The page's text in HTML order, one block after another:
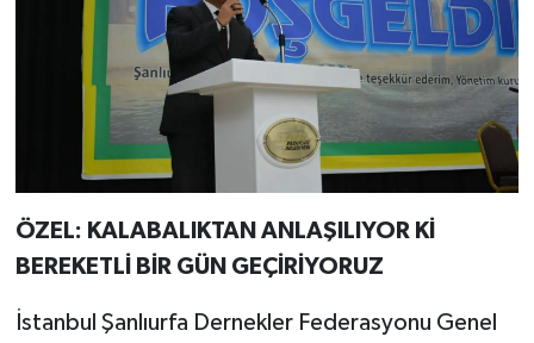
ÖZEL: KALABALIKTAN ANLAŞILIYOR Kİ
BEREKETLİ BİR GÜN GEÇİRİYORUZ
İstanbul Şanlıurfa Dernekler Federasyonu Genel